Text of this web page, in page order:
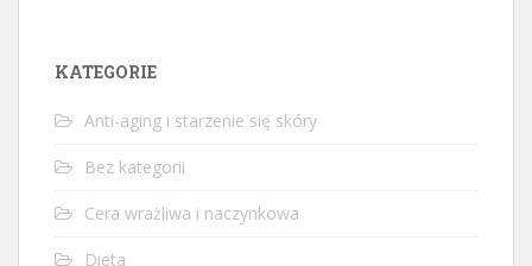
KATEGORIE
Anti-aging i starzenie się skóry
Bez kategorii
Cera wrażliwa i naczynkowa
Dieta